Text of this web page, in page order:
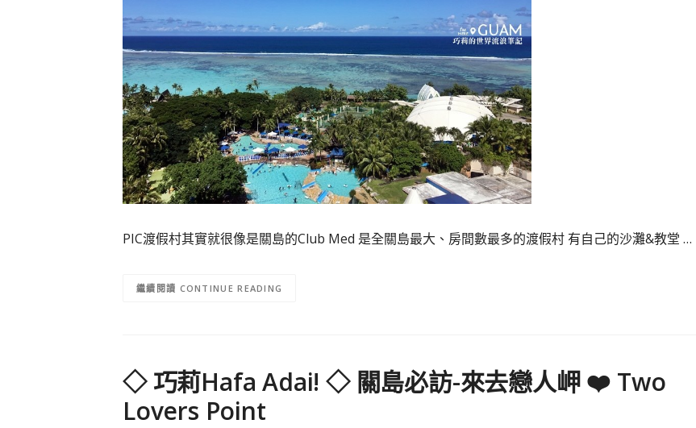
PIC渡假村其實就很像是關島的Club Med 是全關島最大、房間數最多的渡假村 有自己的沙灘&教堂 …
CONTINUE READING
◇ 巧莉Hafa Adai! ◇ 關島必訪-來去戀人岬 ❤️ Two
Lovers Point